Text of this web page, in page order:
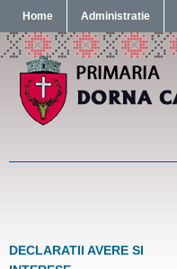
Home Administratie
DECLARATII AVERE SI